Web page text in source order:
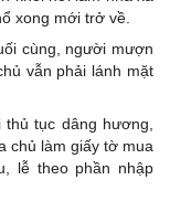
xong mới trở về.
cùng, người mượn
vẫn phải lánh mặt
tục dâng hương,
chủ làm giấy tờ mua
lễ theo phần nhập